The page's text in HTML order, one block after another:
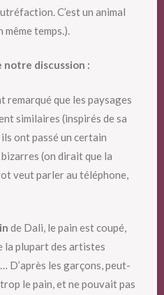
C’est un animal
même temps.).
discussion :
remarqué que les paysages
similaires (inspirés de sa
ont passé un certain
(on dirait que la
veut parler au téléphone,
de Dali, le pain est coupé,
la plupart des artistes
D’après les garçons, peut-
le pain, et ne pouvait pas